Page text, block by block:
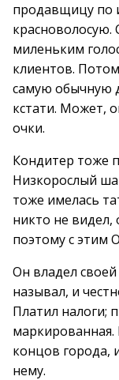
продавщицу по
красноволосую.
миленьким
клиентов.
самую обычную
кстати. Может,
очки.
Кондитер тоже
Низкорослый
тоже имелась
никто не видел,
поэтому с этим
Он владел своей
называл, и
Платил налоги;
маркированная.
концов города,
нему.